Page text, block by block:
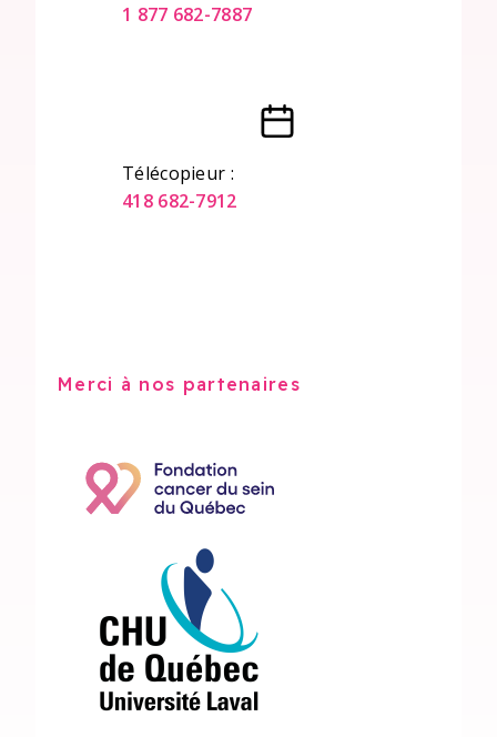
1 877 682-7887
Télécopieur :
418 682-7912
Merci à nos partenaires